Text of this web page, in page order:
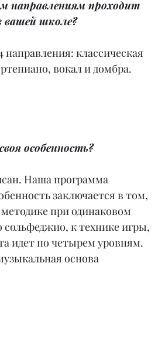
направлениям проходит
вашей школе?
направления: классическая
вокал и домбра.
особенность?
Наша программа
заключается в том,
при одинаковом
к технике игры,
идет по четырем уровням.
основа